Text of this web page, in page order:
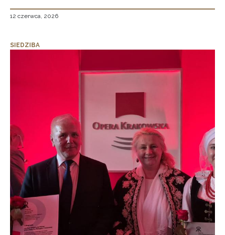
12 czerwca, 2026
SIEDZIBA